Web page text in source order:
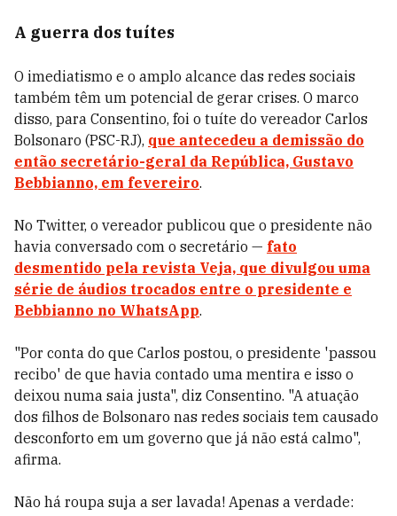
A guerra dos tuítes
O imediatismo e o amplo alcance das redes sociais
também têm um potencial de gerar crises. O marco
disso, para Consentino, foi o tuíte do vereador Carlos
Bolsonaro (PSC-RJ), que antecedeu a demissão do
então secretário-geral da República, Gustavo
Bebbianno, em fevereiro.
No Twitter, o vereador publicou que o presidente não
havia conversado com o secretário — fato
desmentido pela revista Veja, que divulgou uma
série de áudios trocados entre o presidente e
Bebbianno no WhatsApp.
"Por conta do que Carlos postou, o presidente 'passou
recibo' de que havia contado uma mentira e isso o
deixou numa saia justa", diz Consentino. "A atuação
dos filhos de Bolsonaro nas redes sociais tem causado
desconforto em um governo que já não está calmo",
afirma.
Não há roupa suja a ser lavada! Apenas a verdade: